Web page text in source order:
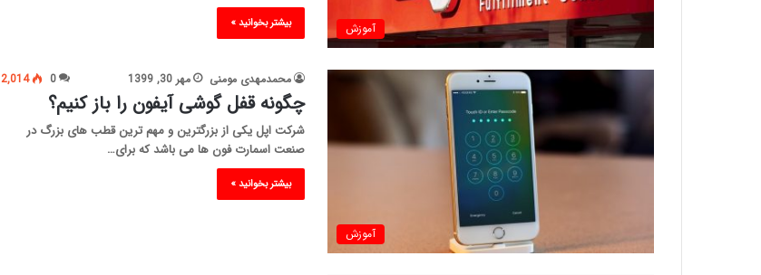
آموزش بیشتر بخوانید »
آموزش
محمدمهدی مومنی مهر 30, 1399 0
2,014
چگونه قفل گوشی آیفون را باز کنیم؟
شرکت اپل یکی از بزرگترین و مهم ترین قطب های بزرگ در
صنعت اسمارت فون ها می باشد که برای…
بیشتر بخوانید »